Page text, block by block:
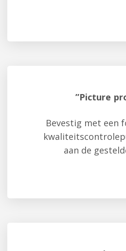
”Picture
Bevestig met een
aan de